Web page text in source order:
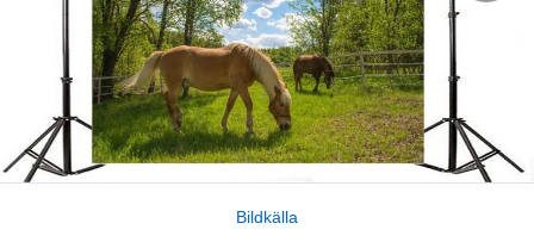
Bildkälla